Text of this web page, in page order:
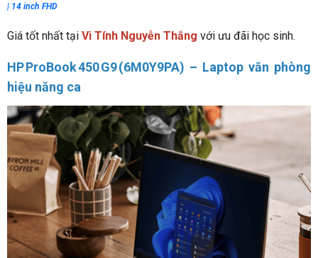
| 14 inch FHD
Giá tốt nhất tại Vi Tính Nguyễn Thắng với ưu đãi học sinh.
HP ProBook 450 G9 (6M0Y9PA) – Laptop văn phòng
hiệu năng ca